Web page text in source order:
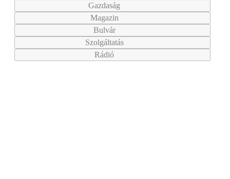
Gazdaság
Magazin
Bulvár
Szolgáltatás
Rádió